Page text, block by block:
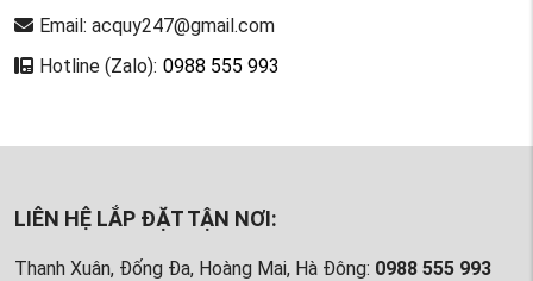
Email: acquy247@gmail.com
Hotline (Zalo): 0988 555 993
LIÊN HỆ LẮP ĐẶT TẬN NƠI:
Thanh Xuân, Đống Đa, Hoàng Mai, Hà Đông: 0988 555 993